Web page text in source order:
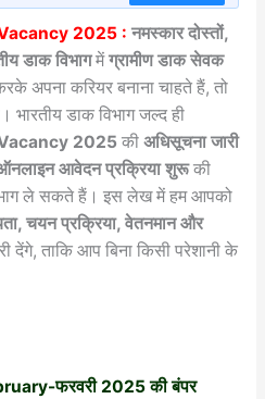
2025 : नमस्कार दोस्तों,
डाक विभागमेंग्रामीण डाक सेवक
अपना करियर बनाना चाहते हैं, तो
डाक विभाग जल्द ही
2025 की अधिसूचना जारी
आवेदन प्रक्रिया शुरूकी
भाग ले सकते हैं। इस लेख में हम आपको
चयन प्रक्रिया, वेतनमान और
देंगे, ताकि आप बिना किसी परेशानी के
फरवरी 2025 की बंपर